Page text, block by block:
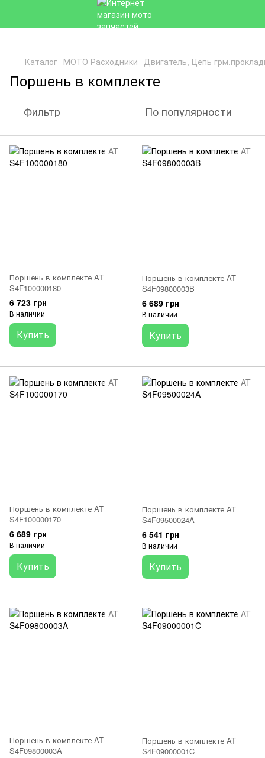
Каталог МОТО Расходники Двигатель, Цепь
Поршень в комплекте
Фильтр По популярности
Поршень в комплекте AT
S4F100000180
6 723 грн
В наличии
Купить
Поршень в комплекте AT
S4F09800003B
6 689 грн
В наличии
Купить
Поршень в комплекте AT
S4F100000170
6 689 грн
В наличии
Купить
Поршень в комплекте AT
S4F09500024A
6 541 грн
В наличии
Купить
Поршень в комплекте AT
S4F09800003A
Поршень в комплекте AT
S4F09000001C